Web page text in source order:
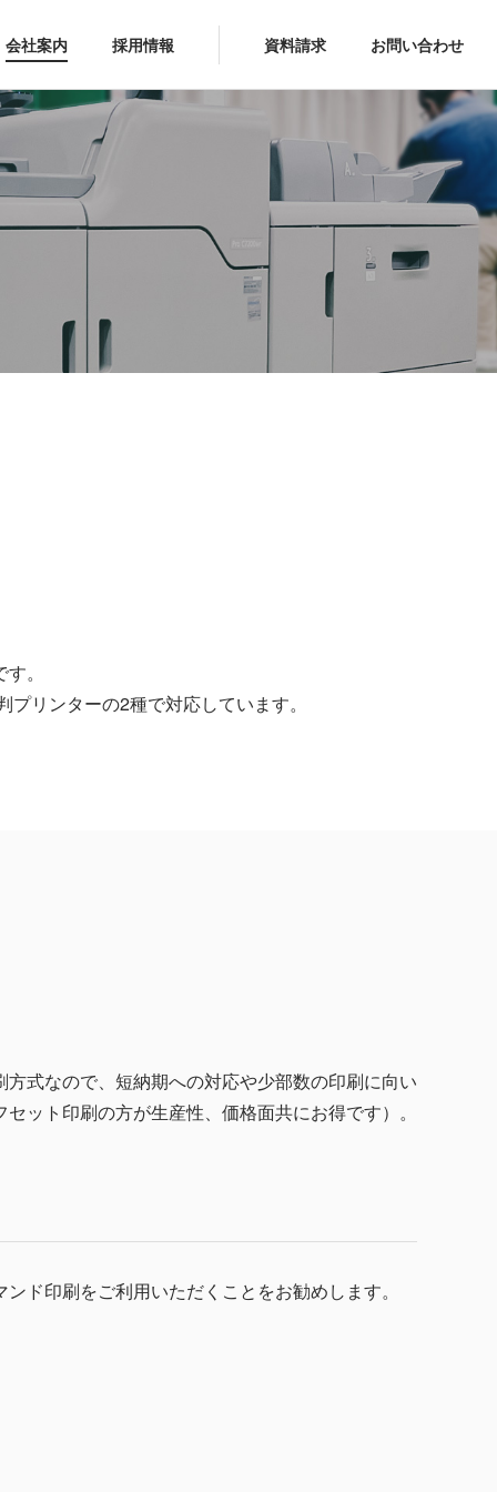
会社案内 採用情報 資料請求 お問い合わせ
。
リンターの2種で対応しています。
式なので、短納期への対応や少部数の印刷に向い
ット印刷の方が生産性、価格面共にお得です）。
ド印刷をご利用いただくことをお勧めします。